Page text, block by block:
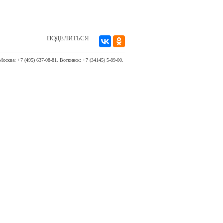
ПОДЕЛИТЬСЯ
+7 (495) 637-08-81. Воткинск: +7 (34145) 5-89-00.